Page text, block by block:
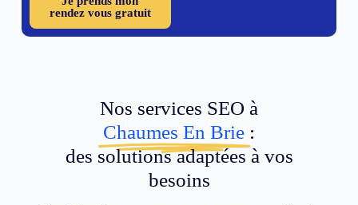
rendez vous gratuit
Nos services SEO à
Chaumes En Brie :
des solutions adaptées à vos
besoins